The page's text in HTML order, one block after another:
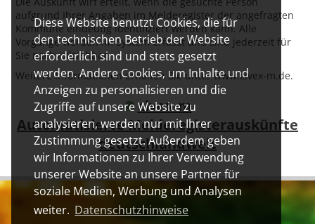
Diese Website benutzt Cookies, die für
den technischen Betrieb der Website
erforderlich sind und stets gesetzt
werden. Andere Cookies, um Inhalte und
Anzeigen zu personalisieren und die
Zugriffe auf unsere Website zu
analysieren, werden nur mit Ihrer
Zustimmung gesetzt. Außerdem geben
wir Informationen zu Ihrer Verwendung
unserer Website an unsere Partner für
soziale Medien, Werbung und Analysen
weiter. Datenschutzhinweise
aufgrund Ihrer Angaben im Melderegister der angefragten
Kommune eindeutig identifiziert werden kann. Alle
Vorgänge werden im System erfasst und sind jederzeit für
Sie nachvollziehbar.
Weitere Informationen erhalten Sie unter www.civex-m.de.
civex-m
Automatisierte Melderegisterauskünfte
deutschlandweit